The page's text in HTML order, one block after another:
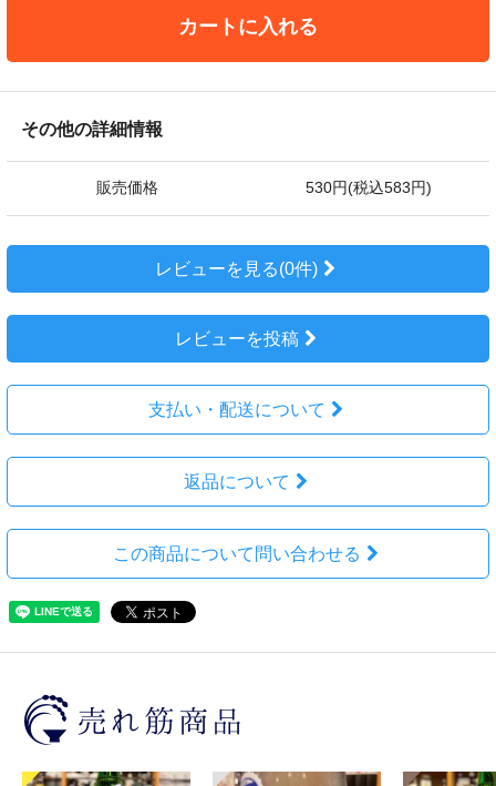
カートに入れる
その他の詳細情報
販売価格 530円(税込583円)
レビューを見る(0件)
レビューを投稿
支払い・配送について
返品について
この商品について問い合わせる